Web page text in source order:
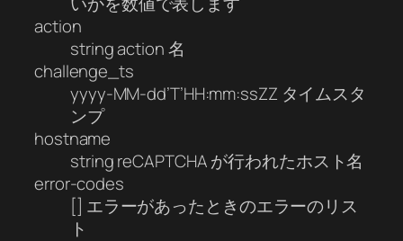
action
string action 名
challenge_ts
yyyy-MM-dd’T’HH:mm:ssZZ タイムスタ
ンプ
hostname
string reCAPTCHA が行われたホスト名
error-codes
[] エラーがあったときのエラーのリス
ト